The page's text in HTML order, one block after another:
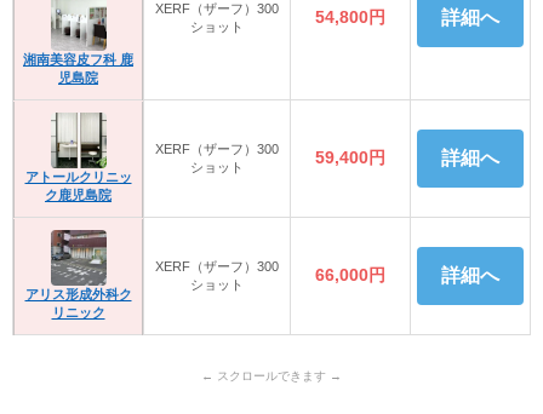
湘南美容皮フ科 鹿
児島院
XERF（ザーフ）300
ショット
54,800円 詳細へ
アトールクリニッ
ク鹿児島院
XERF（ザーフ）300
ショット
59,400円 詳細へ
アリス形成外科ク
リニック
XERF（ザーフ）300
ショット
66,000円 詳細へ